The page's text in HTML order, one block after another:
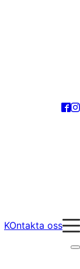
KOntakta oss